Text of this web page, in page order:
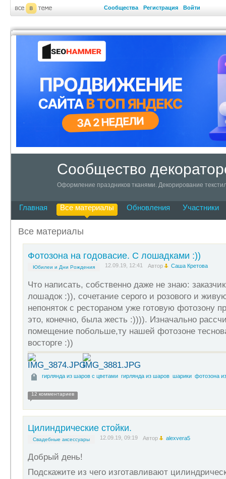
Сообщества Регистрация Войти
Сообщество
Оформление праздников тканями. Декорирование
Главная Все материалы Обновления Участники
Все материалы
Фотозона на годовасие. С лошадками :))
Юбилеи и Дни Рождения 12.09.19, 12:41 Автор Саша Кретова
Что написать, собственно даже не знаю:
лошадок :)), сочетание серого и розового и
непоняток с рестораном уже готовую фотозону
это, конечно, была жесть :)))). Изначально
помещение побольше,ту нашей фотозоне
восторге :))
гирлянда из шаров с цветами гирлянда из шаров шарики фотозона
12 комментариев
Цилиндрические стойки.
Свадебные аксессуары 12.09.19, 09:19 Автор alexvera5
Добрый день!
Подскажите из чего изготавливают